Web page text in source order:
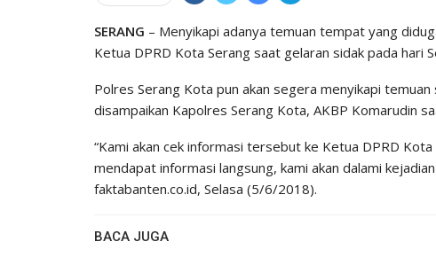
SERANG – Menyikapi adanya temuan tempat yang
Ketua DPRD Kota Serang saat gelaran sidak pada hari
Polres Serang Kota pun akan segera menyikapi
disampaikan Kapolres Serang Kota, AKBP Komarudin
“Kami akan cek informasi tersebut ke Ketua DPRD
mendapat informasi langsung, kami akan dalami
faktabanten.co.id, Selasa (5/6/2018).
BACA JUGA